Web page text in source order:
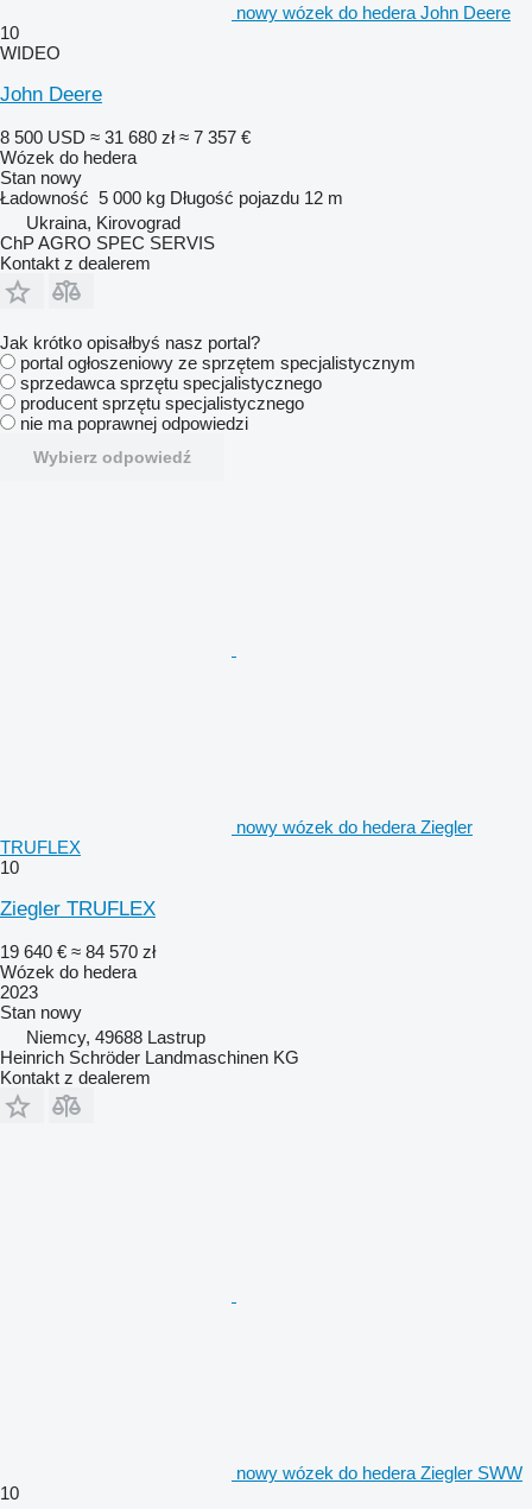
nowy wózek do hedera John Deere
10
WIDEO
John Deere
8 500 USD ≈ 31 680 zł ≈ 7 357 €
Wózek do hedera
Stan nowy
Ładowność 5 000 kg Długość pojazdu 12 m
Ukraina, Kirovograd
ChP AGRO SPEC SERVIS
Kontakt z dealerem
Jak krótko opisałbyś nasz portal?
portal ogłoszeniowy ze sprzętem specjalistycznym
sprzedawca sprzętu specjalistycznego
producent sprzętu specjalistycznego
nie ma poprawnej odpowiedzi
Wybierz odpowiedź
nowy wózek do hedera Ziegler
TRUFLEX
10
Ziegler TRUFLEX
19 640 € ≈ 84 570 zł
Wózek do hedera
2023
Stan nowy
Niemcy, 49688 Lastrup
Heinrich Schröder Landmaschinen KG
Kontakt z dealerem
nowy wózek do hedera Ziegler SWW
10